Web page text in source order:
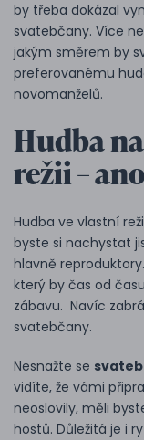
by třeba dokázal
svatebčany. Více
jakým směrem by
preferovanému
novomanželů.
Hudba
režii –
Hudba ve vlastní
byste si nachystat
hlavně
který by čas od
zábavu. Navíc
svatebčany.
Nesnažte se
vidíte, že vámi
neoslovily, měli
hostů. Důležitá je i